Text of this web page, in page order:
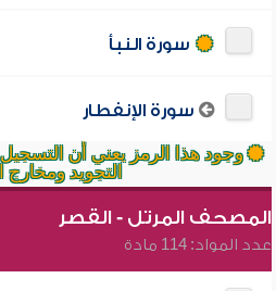
سورة النبأ
سورة الإنفطار
وجود هذا الرمز يعني أن
التجويد
المصحف المرتل - القصر
عدد المواد: 114 مادة